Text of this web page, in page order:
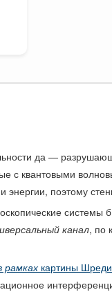
да —
с квантовыми
поэтому
канал, по
рамках картины